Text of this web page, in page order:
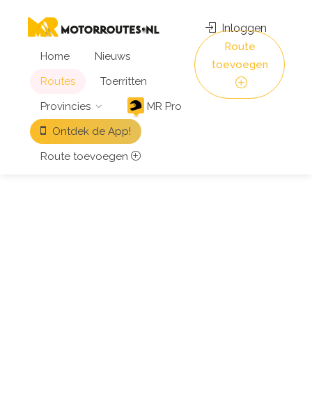
Home
Nieuws
Routes
Toerritten
Provincies
MR Pro
Ontdek de App!
Route toevoegen
Inloggen
Route
toevoegen